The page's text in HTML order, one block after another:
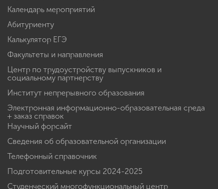
Календарь мероприятий
Абитуриенту
Калькулятор ЕГЭ
Факультеты и направления
Центр по трудоустройству выпускников и
социальному партнерству
Институт непрерывного образования
Электронная информационно-образовательная среда
+ заказ справок
Научный форсайт
Сведения об образовательной организации
Телефонный справочник
Подготовительные курсы 2024-2025
Студенческий многофункциональный центр